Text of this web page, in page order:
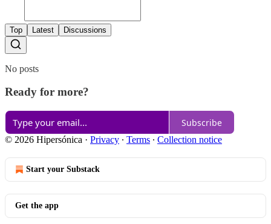
Top Latest Discussions
No posts
Ready for more?
Subscribe
© 2026 Hipersónica · Privacy ∙ Terms ∙ Collection notice
Start your Substack
Get the app